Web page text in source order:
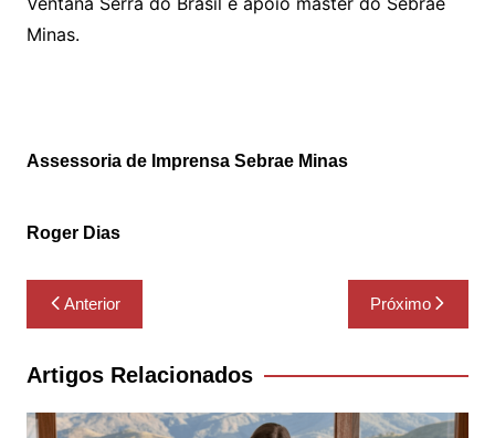
Minas.
Assessoria de Imprensa Sebrae Minas
Roger Dias
Navegação
de
Post
Anterior Próximo
Artigos Relacionados